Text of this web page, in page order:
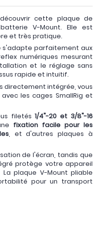
cette plaque de
V-Mount. Elle est
et très pratique.
s'adapte parfaitement aux
numériques mesurant
et le réglage sans
rapide et intuitif.
directement intégrée, vous
les cages SmallRig et
filetés 1/4"-20 et 3/8"-16
fixation facile pour les
, et d'autres plaques à
de l'écran, tandis que
protège votre appareil
La plaque V-Mount pliable
pour un transport